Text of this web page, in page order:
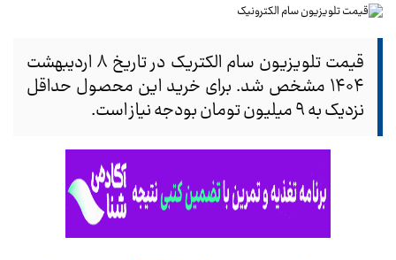
قیمت تلویزیون سام الکتریک در تاریخ ۸ اردیبهشت
۱۴۰۴ مشخص شد. برای خرید این محصول حداقل
نزدیک به ۹ میلیون تومان بودجه نیاز است.